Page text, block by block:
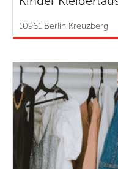
10961 Berlin Kreuzberg